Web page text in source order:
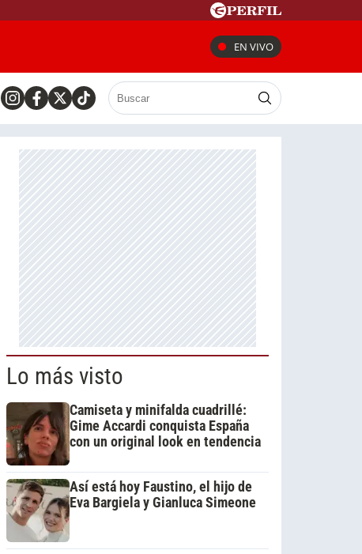
EN VIVO
Lo más visto
Camiseta y minifalda cuadrillé:
Gime Accardi conquista España
con un original look en tendencia
Así está hoy Faustino, el hijo de
Eva Bargiela y Gianluca Simeone